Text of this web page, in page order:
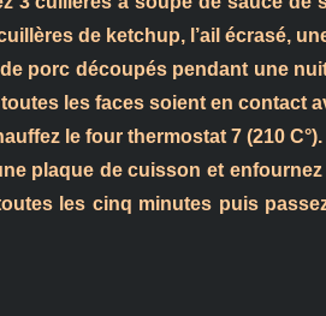
de ketchup, l’ail écrasé,
porc découpés pendant une
les faces soient en contact
le four thermostat 7 (210 C°).
plaque de cuisson et
les cinq minutes puis